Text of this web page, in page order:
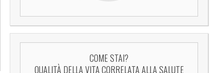
COME STAI?
QUALITÀ DELLA VITA CORRELATA ALLA SALUTE